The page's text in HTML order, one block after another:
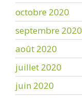
octobre 2020
septembre 2020
août 2020
juillet 2020
juin 2020